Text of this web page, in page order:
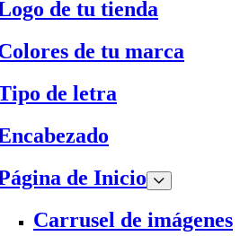
de tu tienda
de tu marca
de letra
de Inicio
Carrusel de imágenes